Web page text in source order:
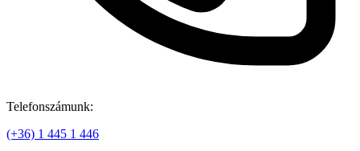
Telefonszámunk:
(+36) 1 445 1 446